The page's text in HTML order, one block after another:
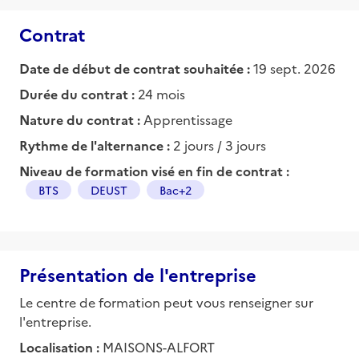
Contrat
Date de début de contrat souhaitée :19 sept. 2026
Durée du contrat : 24 mois
Nature du contrat : Apprentissage
Rythme de l'alternance : 2 jours / 3 jours
Niveau de formation visé en fin de contrat :
BTS DEUST Bac+2
Présentation de l'entreprise
Le centre de formation peut vous renseigner sur
l'entreprise.
Localisation : MAISONS-ALFORT